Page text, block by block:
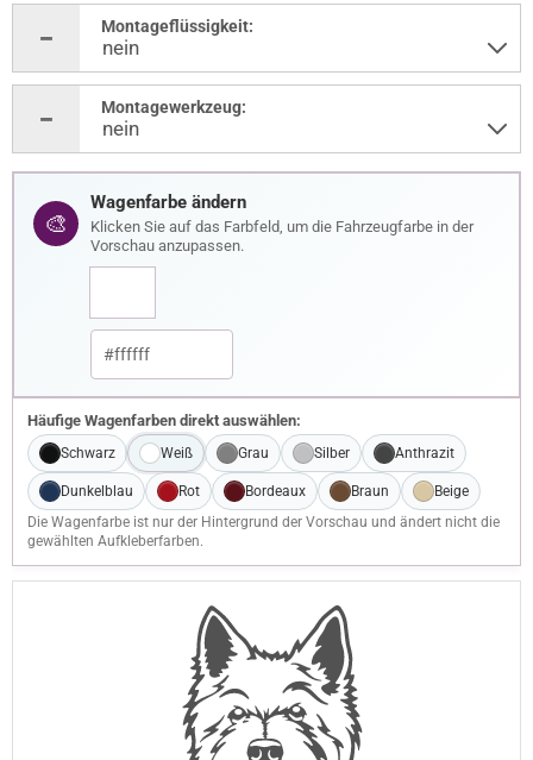
Montageflüssigkeit:
Montagewerkzeug:
🎨
Wagenfarbe ändern
Klicken Sie auf das Farbfeld, um die Fahrzeugfarbe in der
Vorschau anzupassen.
Häufige Wagenfarben direkt auswählen:
Schwarz Weiß Grau Silber Anthrazit
Dunkelblau Rot Bordeaux Braun
Beige
Die Wagenfarbe ist nur der Hintergrund der Vorschau und ändert nicht die
gewählten Aufkleberfarben.